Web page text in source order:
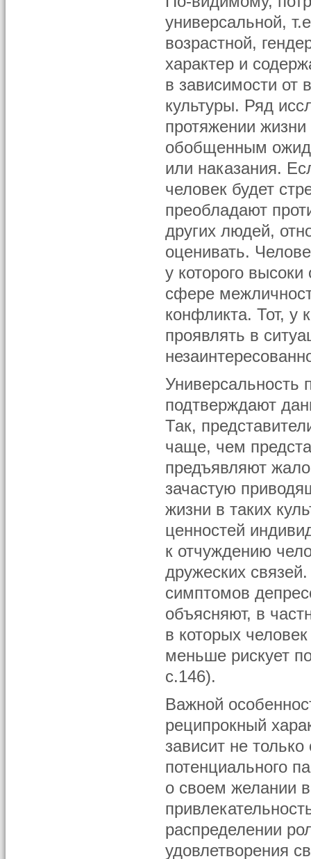
универсальной,
возрастной,
характер и
в зависимости от
культуры. Ряд
протяжении
обобщенным
или наказания.
человек будет
преобладают
других людей,
оценивать.
у которого
сфере
конфликта. Тот, у
проявлять в
Универсальность
подтверждают
Так,
чаще, чем
предъявляют
зачастую
жизни в таких
ценностей
к отчуждению
дружеских
симптомов
объясняют, в
в которых
меньше рискует
с.146).
Важной
реципрокный
зависит не
потенциального
о своем желании
распределении
удовлетворения